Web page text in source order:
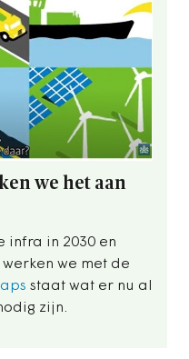
we het aan
infra in 2030 en
we met de
staat wat er nu al
zijn.